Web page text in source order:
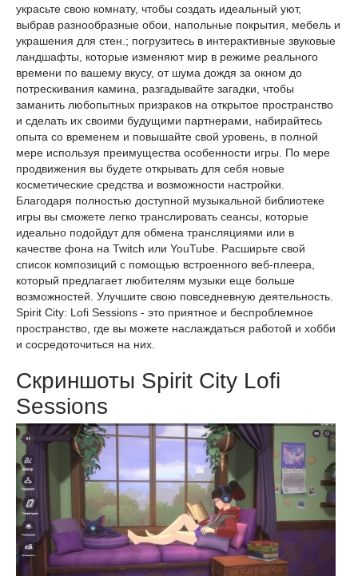
украсьте свою комнату, чтобы создать идеальный уют,
выбрав разнообразные обои, напольные покрытия, мебель и
украшения для стен.; погрузитесь в интерактивные звуковые
ландшафты, которые изменяют мир в режиме реального
времени по вашему вкусу, от шума дождя за окном до
потрескивания камина, разгадывайте загадки, чтобы
заманить любопытных призраков на открытое пространство
и сделать их своими будущими партнерами, набирайтесь
опыта со временем и повышайте свой уровень, в полной
мере используя преимущества особенности игры. По мере
продвижения вы будете открывать для себя новые
косметические средства и возможности настройки.
Благодаря полностью доступной музыкальной библиотеке
игры вы сможете легко транслировать сеансы, которые
идеально подойдут для обмена трансляциями или в
качестве фона на Twitch или YouTube. Расширьте свой
список композиций с помощью встроенного веб-плеера,
который предлагает любителям музыки еще больше
возможностей. Улучшите свою повседневную деятельность.
Spirit City: Lofi Sessions - это приятное и беспроблемное
пространство, где вы можете наслаждаться работой и хобби
и сосредоточиться на них.
Скриншоты Spirit City Lofi
Sessions